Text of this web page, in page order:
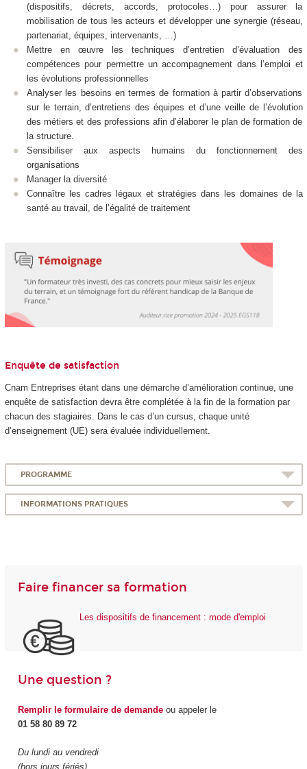
(dispositifs, décrets, accords, protocoles…) pour assurer la
mobilisation de tous les acteurs et développer une synergie (réseau,
partenariat, équipes, intervenants, …)
Mettre en œuvre les techniques d’entretien d’évaluation des
compétences pour permettre un accompagnement dans l’emploi et
les évolutions professionnelles
Analyser les besoins en termes de formation à partir d’observations
sur le terrain, d’entretiens des équipes et d’une veille de l’évolution
des métiers et des professions afin d’élaborer le plan de formation de
la structure.
Sensibiliser aux aspects humains du fonctionnement des
organisations
Manager la diversité
Connaître les cadres légaux et stratégies dans les domaines de la
santé au travail, de l’égalité de traitement
Enquête de satisfaction
Cnam Entreprises étant dans une démarche d’amélioration continue, une
enquête de satisfaction devra être complétée à la fin de la formation par
chacun des stagiaires. Dans le cas d’un cursus, chaque unité
d’enseignement (UE) sera évaluée individuellement.
PROGRAMME
INFORMATIONS PRATIQUES
Faire financer sa formation
Les dispositifs de financement : mode d'emploi
Une question ?
Remplir le formulaire de demandeou appeler le
01 58 80 89 72
Du lundi au vendredi
(hors jours fériés)